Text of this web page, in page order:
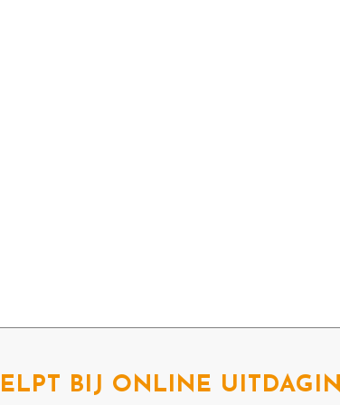
BIJ ONLINE